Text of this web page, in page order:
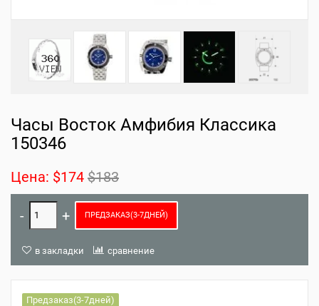
Часы Восток Амфибия Классика
150346
Цена: $174 $183
ПРЕДЗАКАЗ(3-7ДНЕЙ)
в закладки сравнение
Предзаказ(3-7дней)